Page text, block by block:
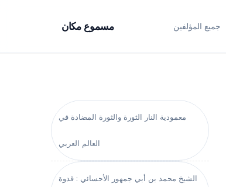
مسموع مكان جميع المؤلفين
معمودية النار الثورة والثورة المضادة في
العالم العربي
الشيخ محمد بن أبي جمهور الأحسائي : قدوة